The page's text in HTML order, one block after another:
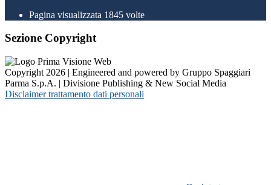
Pagina visualizzata 1845 volte
Sezione Copyright
Copyright 2026 | Engineered and powered by Gruppo Spaggiari
Parma S.p.A. | Divisione Publishing & New Social Media
Disclaimer trattamento dati personali